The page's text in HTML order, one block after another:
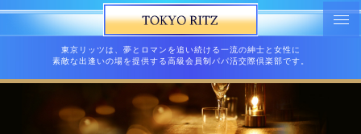
東京リッツは、夢とロマンを追い続ける一流の紳士と女性に
素敵な出逢いの場を提供する高級会員制パパ活交際倶楽部です。